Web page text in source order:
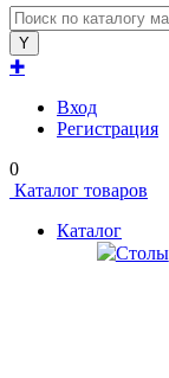
✚
Вход
Регистрация
0
Каталог товаров
Каталог